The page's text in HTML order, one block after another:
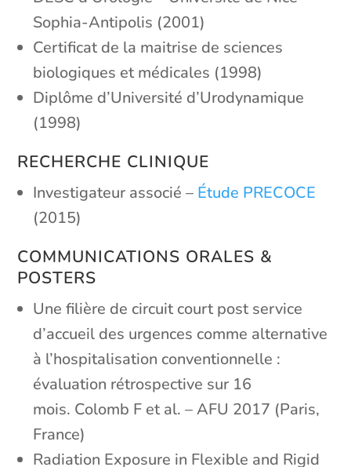
Sophia-Antipolis (2001)
Certificat de la maitrise de sciences
biologiques et médicales (1998)
Diplôme d’Université d’Urodynamique
(1998)
RECHERCHE CLINIQUE
Investigateur associé – Étude PRECOCE
(2015)
COMMUNICATIONS ORALES &
POSTERS
Une filière de circuit court post service
d’accueil des urgences comme alternative
à l’hospitalisation conventionnelle :
évaluation rétrospective sur 16
mois. Colomb F et al. – AFU 2017 (Paris,
France)
Radiation Exposure in Flexible and Rigid